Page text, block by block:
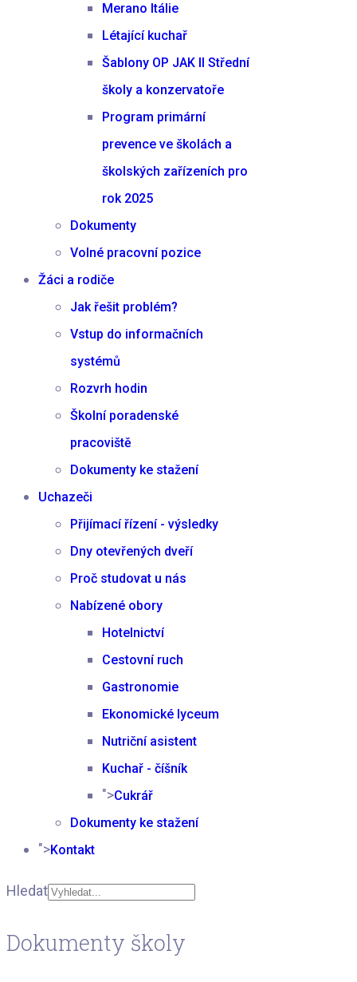
Merano Itálie
Létající kuchař
Šablony OP JAK II Střední
školy a konzervatoře
Program primární
prevence ve školách a
školských zařízeních pro
rok 2025
Dokumenty
Volné pracovní pozice
Žáci a rodiče
Jak řešit problém?
Vstup do informačních
systémů
Rozvrh hodin
Školní poradenské
pracoviště
Dokumenty ke stažení
Uchazeči
Přijímací řízení - výsledky
Dny otevřených dveří
Proč studovat u nás
Nabízené obory
Hotelnictví
Cestovní ruch
Gastronomie
Ekonomické lyceum
Nutriční asistent
Kuchař - číšník
">Cukrář
Dokumenty ke stažení
">Kontakt
Hledat
characters for results.
Dokumenty školy